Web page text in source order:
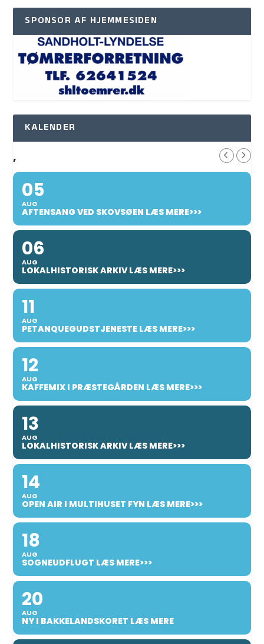
SPONSOR AF HJEMMESIDEN
KALENDER
,
05
AUG
AFTENSANG VED SKOVSØEN LÆS MERE>>>
06
AUG
LOKALHISTORISK ARKIV LÆS MERE>>>
11
AUG
PETANQUEGUDSTJENESTE LÆS MERE>>>
12
AUG
KAFFEMIX I PRÆSTEGÅRDEN LÆS MERE>>>
13
AUG
LOKALHISTORISK ARKIV LÆS MERE>>>
14
AUG
OPEN AIR I MULTIHUSET FYN LÆS MERE>>>
18
AUG
SOGNEUDFLUGT LÆS MERE>>>
20
AUG
NY I BAKKELANDSKORET LÆS MERE